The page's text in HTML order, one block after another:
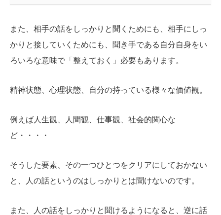
また、相手の話をしっかりと聞くためにも、相手にしっ
かりと接していくためにも、聞き手である自分自身をい
ろいろな意味で「整えておく」必要もあります。
精神状態、心理状態、自分の持っている様々な価値観。
例えば人生観、人間観、仕事観、社会的関心な
ど・・・・
そうした要素、その一つひとつをクリアにしておかない
と、人の話というのはしっかりとは聞けないのです。
また、人の話をしっかりと聞けるようになると、逆に話